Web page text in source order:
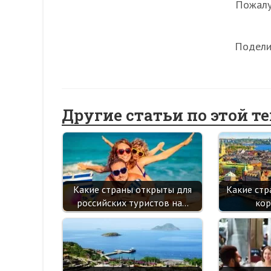
Другие статьи по этой
Какие страны открыты для
российских туристов на…
Какие